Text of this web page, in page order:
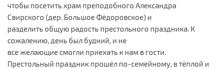
чтобы посетить храм преподобного Александра
Свирского (дер. Большое Фёдоровское) и
разделить общую радость престольного праздника. К
сожалению, день был будний, и не
все желающие смогли приехать к нам в гости.
Престольный праздник прошёл по-семейному, в тёплой и